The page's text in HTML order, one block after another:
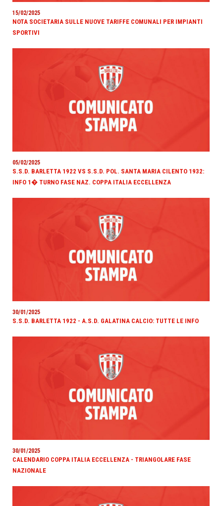
15/02/2025
NOTA SOCIETARIA SULLE NUOVE TARIFFE COMUNALI PER IMPIANTI
SPORTIVI
05/02/2025
S.S.D. BARLETTA 1922 VS S.S.D. POL. SANTA MARIA CILENTO 1932:
INFO 1� TURNO FASE NAZ. COPPA ITALIA ECCELLENZA
30/01/2025
S.S.D. BARLETTA 1922 - A.S.D. GALATINA CALCIO: TUTTE LE INFO
30/01/2025
CALENDARIO COPPA ITALIA ECCELLENZA - TRIANGOLARE FASE
NAZIONALE